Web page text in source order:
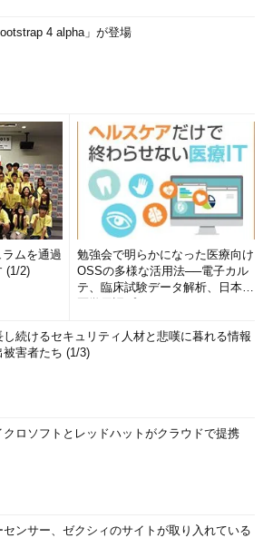
4 alpha」が登場
ムを通過
(1/2)
勉強会で明らかになった医療向け
OSSの多様な活用法──電子カル
テ、臨床試験データ解析、日本語
し続けるセキュリティ人材と悲嘆に暮れる情報
被害者たち (1/3)
クロソフトとレッドハットがクラウドで提携
センサー、ゼクシィのサイトが取り入れている